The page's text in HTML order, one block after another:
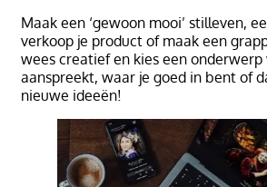
Maak een ‘gewoon mooi’ stilleven,
verkoop je product of maak een
wees creatief en kies een
aanspreekt, waar je goed in bent of
nieuwe ideeën!